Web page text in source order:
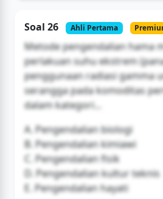
Buka Akses
Soal 26 Ahli Pertama
Metode pengendalian hama
perlakuan suhu ekstrem
penggunaan radiasi gamma
serangga pada komoditas
dalam kategori...
A. Pengendalian biologi
B. Pengendalian kimiawi
C. Pengendalian fisik
D. Pengendalian kultur teknis
E. Pengendalian hayati